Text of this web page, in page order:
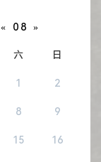
« 08 »
六 日
1 2
8 9
15 16